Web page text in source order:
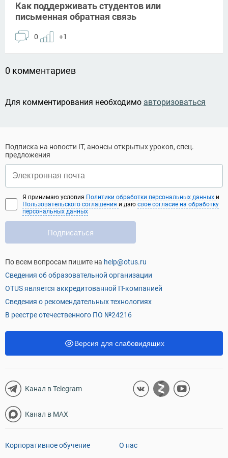
Как поддерживать студентов или
письменная обратная связь
0 +1
0 комментариев
Для комментирования необходимо авторизоваться
Подписка на новости IT, анонсы открытых уроков, спец.
предложения
Подписаться
Я принимаю условия Политики обработки персональных данных и
Пользовательского соглашения и даю свое согласие на обработку
персональных данных
По всем вопросам пишите на help@otus.ru
Сведения об образовательной организации
OTUS является аккредитованной IT-компанией
Сведения о рекомендательных технологиях
В реестре отечественного ПО №24216
Версия для слабовидящих
Канал в Telegram
Канал в MAX
Корпоративное обучение О нас